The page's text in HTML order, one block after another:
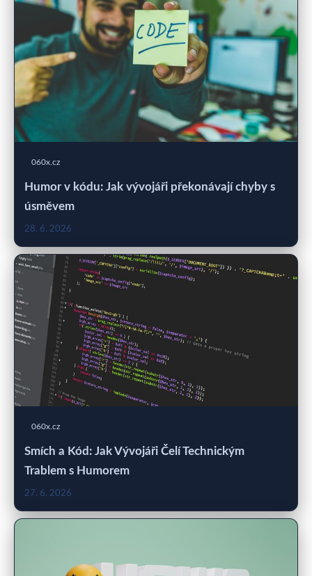
060x.cz
Humor v kódu: Jak vývojáři překonávají chyby s
úsměvem
28. 6. 2026
060x.cz
Smích a Kód: Jak Vývojáři Čelí Technickým
Trablem s Humorem
27. 6. 2026